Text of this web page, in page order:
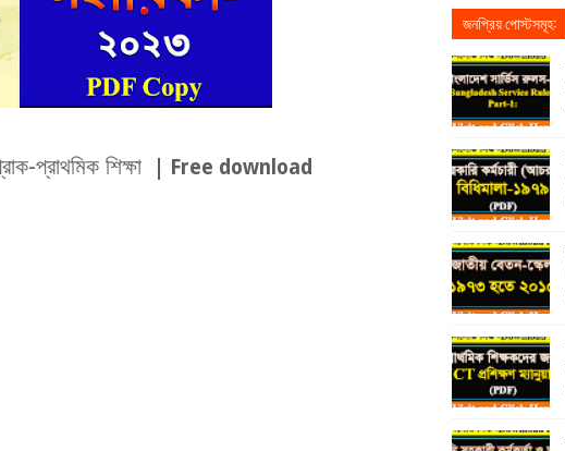
প্রাথমিক শিক্ষা | Free download
জনপ্রিয় পোস্টসমূহ: